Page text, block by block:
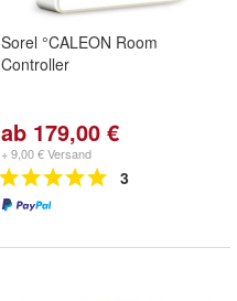
Sorel °CALEON Room
Controller
ab 179,00 €
+ 9,00 € Versand
3